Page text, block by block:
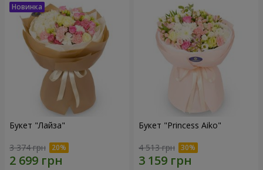
Букет "Лайза"
3 374 грн
Букет "Princess Aiko"
4 513 грн